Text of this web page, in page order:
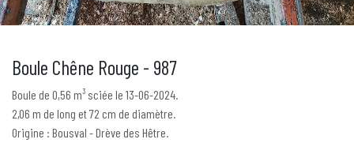
Boule Chêne Rouge - 987
Boule de 0,56 m³ sciée le 13-06-2024.
2,06 m de long et 72 cm de diamètre.
Origine : Bousval - Drève des Hêtre.